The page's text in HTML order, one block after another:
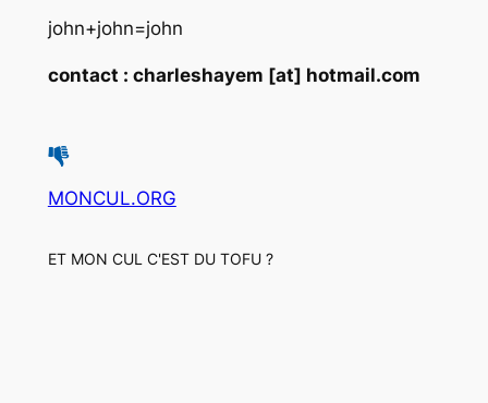
john+john=john
contact : charleshayem [at] hotmail.com
MONCUL.ORG
ET MON CUL C'EST DU TOFU ?